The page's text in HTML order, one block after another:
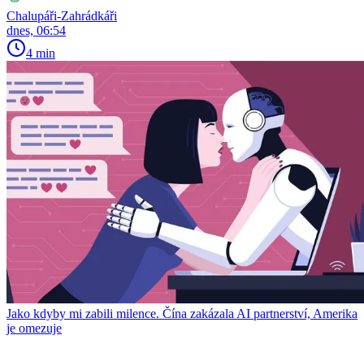
Chalupáři-Zahrádkáři
dnes, 06:54
4 min
Jako kdyby mi zabili milence. Čína zakázala AI partnerství, Amerika
je omezuje